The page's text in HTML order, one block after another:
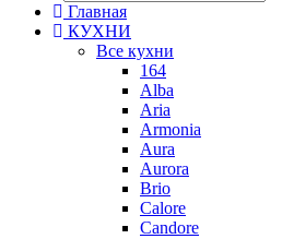
Главная
КУХНИ
Все кухни
164
Alba
Aria
Armonia
Aura
Aurora
Brio
Calore
Candore